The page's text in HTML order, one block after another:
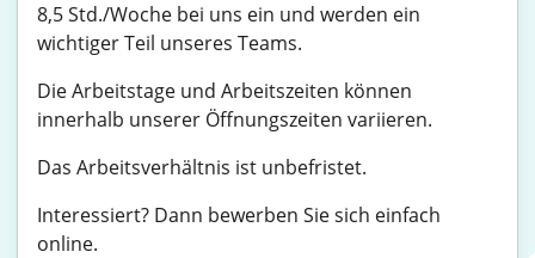
8,5 Std./Woche bei uns ein und werden ein
wichtiger Teil unseres Teams.
Die Arbeitstage und Arbeitszeiten können
innerhalb unserer Öffnungszeiten variieren.
Das Arbeitsverhältnis ist unbefristet.
Interessiert? Dann bewerben Sie sich einfach
online.